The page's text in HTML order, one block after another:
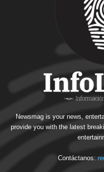
Newsmag is your news,
provide you with the latest
Contáctanos: